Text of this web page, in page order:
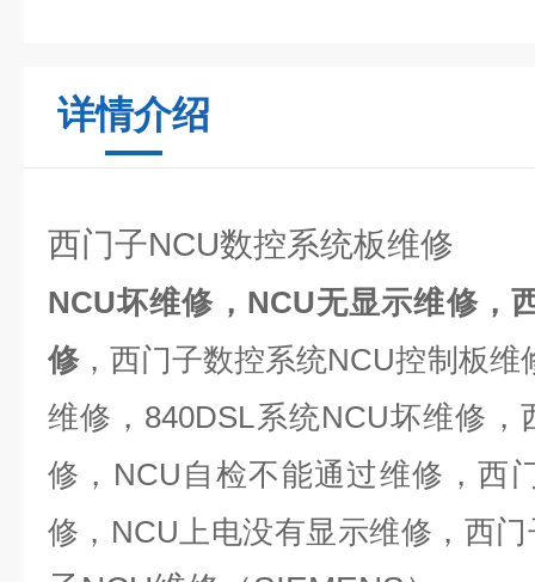
详情介绍
西门子NCU数控系统板维修
NCU坏维修，NCU无显示维修，
修，西门子数控系统NCU控制板维
维修，840DSL系统NCU坏维修
修，NCU自检不能通过维修，西
修，NCU上电没有显示维修，西